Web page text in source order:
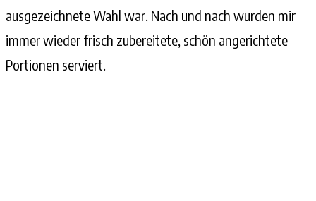
ausgezeichnete Wahl war. Nach und nach wurden mir
immer wieder frisch zubereitete, schön angerichtete
Portionen serviert.